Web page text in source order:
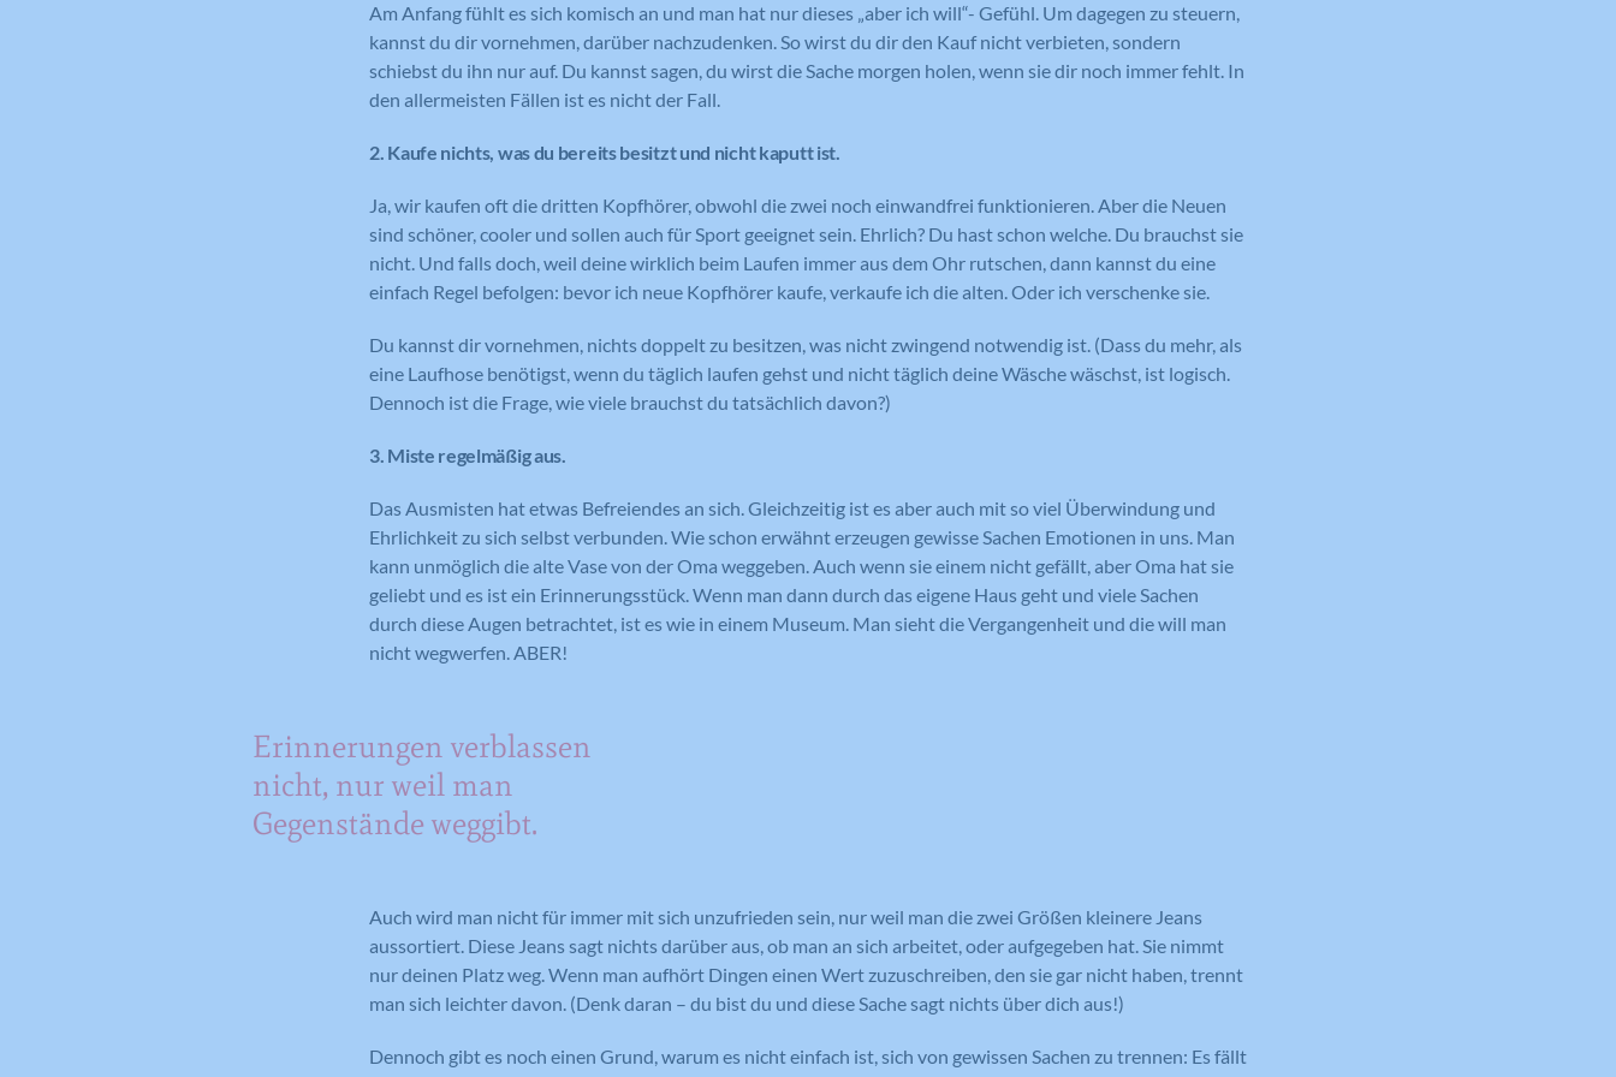
Am Anfang fühlt es sich komisch an und man hat nur dieses „aber ich will“- Gefühl. Um dagegen zu steuern,
kannst du dir vornehmen, darüber nachzudenken. So wirst du dir den Kauf nicht verbieten, sondern
schiebst du ihn nur auf. Du kannst sagen, du wirst die Sache morgen holen, wenn sie dir noch immer fehlt. In
den allermeisten Fällen ist es nicht der Fall.
2. Kaufe nichts, was du bereits besitzt und nicht kaputt ist.
Ja, wir kaufen oft die dritten Kopfhörer, obwohl die zwei noch einwandfrei funktionieren. Aber die Neuen
sind schöner, cooler und sollen auch für Sport geeignet sein. Ehrlich? Du hast schon welche. Du brauchst sie
nicht. Und falls doch, weil deine wirklich beim Laufen immer aus dem Ohr rutschen, dann kannst du eine
einfach Regel befolgen: bevor ich neue Kopfhörer kaufe, verkaufe ich die alten. Oder ich verschenke sie.
Du kannst dir vornehmen, nichts doppelt zu besitzen, was nicht zwingend notwendig ist. (Dass du mehr, als
eine Laufhose benötigst, wenn du täglich laufen gehst und nicht täglich deine Wäsche wäschst, ist logisch.
Dennoch ist die Frage, wie viele brauchst du tatsächlich davon?)
3. Miste regelmäßig aus.
Das Ausmisten hat etwas Befreiendes an sich. Gleichzeitig ist es aber auch mit so viel Überwindung und
Ehrlichkeit zu sich selbst verbunden. Wie schon erwähnt erzeugen gewisse Sachen Emotionen in uns. Man
kann unmöglich die alte Vase von der Oma weggeben. Auch wenn sie einem nicht gefällt, aber Oma hat sie
geliebt und es ist ein Erinnerungsstück. Wenn man dann durch das eigene Haus geht und viele Sachen
durch diese Augen betrachtet, ist es wie in einem Museum. Man sieht die Vergangenheit und die will man
nicht wegwerfen. ABER!
Erinnerungen verblassen
nicht, nur weil man
Gegenstände weggibt.
Auch wird man nicht für immer mit sich unzufrieden sein, nur weil man die zwei Größen kleinere Jeans
aussortiert. Diese Jeans sagt nichts darüber aus, ob man an sich arbeitet, oder aufgegeben hat. Sie nimmt
nur deinen Platz weg. Wenn man aufhört Dingen einen Wert zuzuschreiben, den sie gar nicht haben, trennt
man sich leichter davon. (Denk daran – du bist du und diese Sache sagt nichts über dich aus!)
Dennoch gibt es noch einen Grund, warum es nicht einfach ist, sich von gewissen Sachen zu trennen: Es fällt
Laufzeit Session
Zweck
Eindeutige ID, die die Sitzung des
Anbieter Meine Familie
Laufzeit 1 Jahr
Zweck
Dieses Cookie wird verwendet, um Ihre
Cookie-Einstellungen für diese Website
zu speichern.
Zweck
Wird von Google Analytics verwendet,
um die Anforderungsrate
einzuschränken.
Anbieter Google Analytics
Laufzeit 1 Minute
Zweck
Wird von Google Analytics verwendet,
um die Anforderungsrate
einzuschränken.
Name _gid
Anbieter Google Analytics
Laufzeit 1 Tag
Laufzeit 2 Jahre
Registriert eine eindeutige ID, die
dazu, wie der Besucher die Website
Such- und/oder Navigationsverlaufs jedes
Besuchers zu erstellen. Es können identifizierbare
oder eindeutige Daten gesammelt werden.
Anonymisierte Daten werden evtl. mit Dritten
geteilt.
Anbieter Google Maps
Laufzeit 6 Monate
Zweck
Wird zum Entsperren von Google Maps
Inhalten verwendet.
Anbieter YouTube
Laufzeit 1 Tag
Registriert eine eindeutige ID auf
Laufzeit 179 Tage
Zweck
Versucht, die Benutzerbandbreite auf
Seiten mit integrierten YouTube-Videos